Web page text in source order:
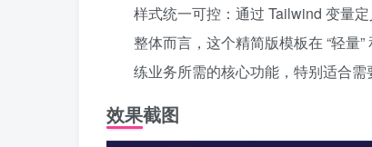
样式统一可控：通过 Tailwind 变量
整体而言，这个精简版模板在 “轻量
练业务所需的核心功能，特别适合需
效果截图